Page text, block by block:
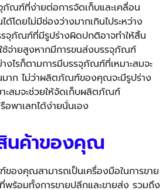
ณฑ์ที่ง่ายต่อการจัดเก็บและเคลื่อน
โดยไม่มีช่องว่างมากเกินไประหว่าง
จุภัณฑ์ที่มีรูปร่างผิดปกติอาจทำให้สิ้น
ช้จ่ายสูงหากมีการขนส่งบรรจุภัณฑ์
ไรก็ตามการมีบรรจุภัณฑ์ที่เหมาะสมจะ
มาก ไม่ว่าผลิตภัณฑ์ของคุณจะมีรูปร่าง
ะสมจะช่วยให้จัดเก็บผลิตภัณฑ์
พาเลทได้ง่ายนั่นเอง
นค้าของคุณ
องคุณสามารถเป็นเครื่องมือในการขาย
ร้อมทั้งการขายปลีกและขายส่ง รวมถึง